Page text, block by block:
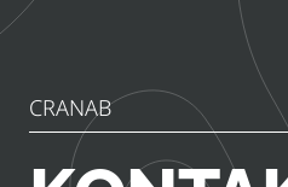
CRANAB